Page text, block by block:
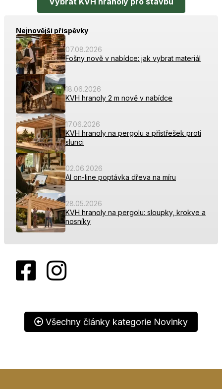
Nejnovější příspěvky
07.08.2026
Fošny nově v nabídce: jak vybrat materiál
18.06.2026
KVH hranoly 2 m nově v nabídce
17.06.2026
KVH hranoly na pergolu a přístřešek proti
slunci
02.06.2026
AI on-line poptávka dřeva na míru
28.05.2026
KVH hranoly na pergolu: sloupky, krokve a
nosníky
Všechny články kategorie Novinky